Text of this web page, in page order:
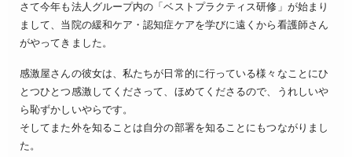
さて今年も法人グループ内の「ベストプラクティス研修」が始まり
まして、当院の緩和ケア・認知症ケアを学びに遠くから看護師さん
がやってきました。
感激屋さんの彼女は、私たちが日常的に行っている様々なことにひ
とつひとつ感激してくださって、ほめてくださるので、うれしいや
ら恥ずかしいやらです。
そしてまた外を知ることは自分の部署を知ることにもつながりまし
た。